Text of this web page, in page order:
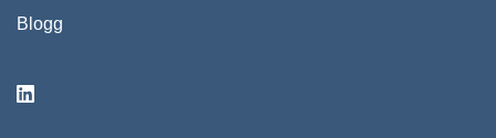
Blogg